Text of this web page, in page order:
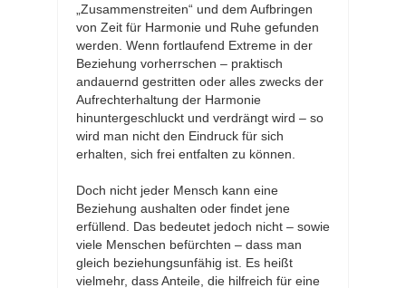
„Zusammenstreiten“ und dem Aufbringen
von Zeit für Harmonie und Ruhe gefunden
werden. Wenn fortlaufend Extreme in der
Beziehung vorherrschen – praktisch
andauernd gestritten oder alles zwecks der
Aufrechterhaltung der Harmonie
hinuntergeschluckt und verdrängt wird – so
wird man nicht den Eindruck für sich
erhalten, sich frei entfalten zu können.
Doch nicht jeder Mensch kann eine
Beziehung aushalten oder findet jene
erfüllend. Das bedeutet jedoch nicht – sowie
viele Menschen befürchten – dass man
gleich beziehungsunfähig ist. Es heißt
vielmehr, dass Anteile, die hilfreich für eine